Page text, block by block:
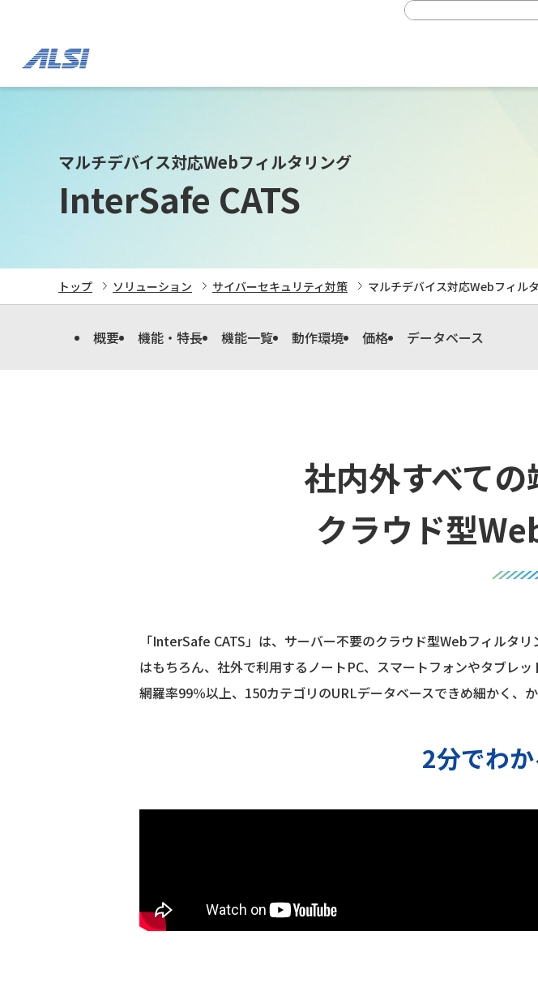
マルチデバイス対応Webフィルタリング
InterSafe CATS
トップ ソリューション サイバーセキュリティ対策 マルチデバイス対応Webフィル
概要 機能・特長 機能一覧 動作環境 価格 データベース
社内外すべて
クラウド型
「InterSafe CATS」は、サーバー不要のクラウド型Webフィルタ
はもちろん、社外で利用するノートPC、スマートフォンやタブレッ
網羅率99％以上、150カテゴリのURLデータベースできめ細かく、
2分でわか